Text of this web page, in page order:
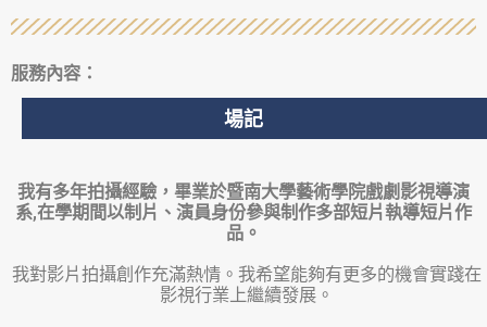
服務內容：
場記
我有多年拍攝經驗，畢業於暨南大學藝術學院戲劇影視導演
系,在學期間以制片、演員身份參與制作多部短片執導短片作
品。
我對影片拍攝創作充滿熱情。我希望能夠有更多的機會實踐在
影視行業上繼續發展。